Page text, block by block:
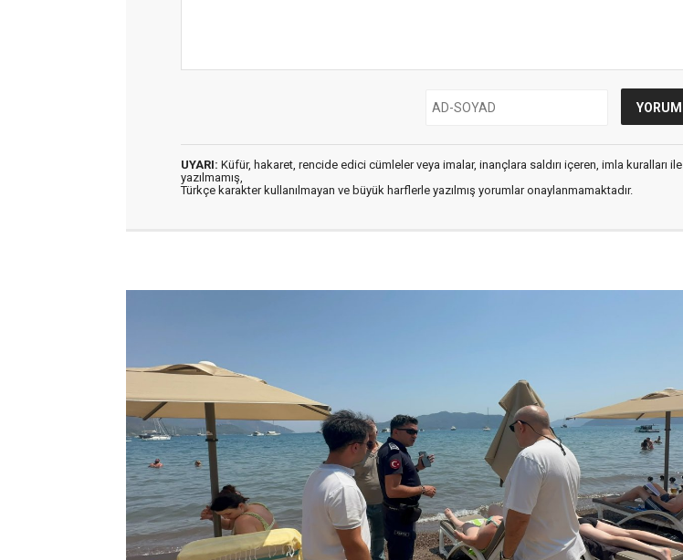
UYARI: Küfür, hakaret, rencide edici cümleler veya imalar, inançlara saldırı içeren, imla kuralları ile
yazılmamış,
Türkçe karakter kullanılmayan ve büyük harflerle yazılmış yorumlar onaylanmamaktadır.